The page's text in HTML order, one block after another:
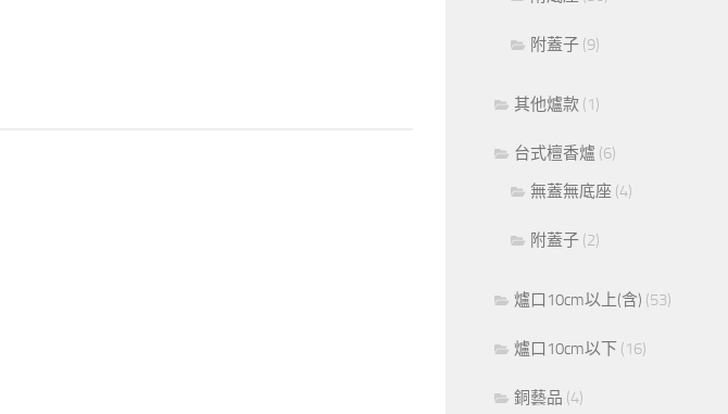
附蓋子 (9)
其他爐款 (1)
台式檀香爐 (6)
無蓋無底座 (4)
附蓋子 (2)
爐口10cm以上(含) (53)
爐口10cm以下 (16)
銅藝品 (4)